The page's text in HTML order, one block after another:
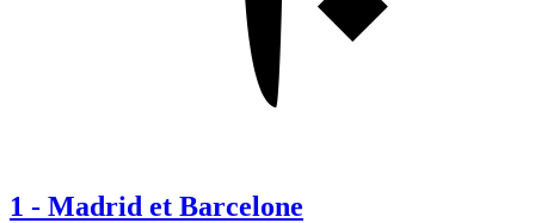
1 - Madrid et Barcelone